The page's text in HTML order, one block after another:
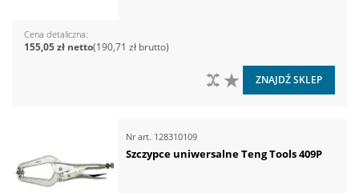
Cena detaliczna
190,71 zł
155,05 zł
DO LISTY ŻYCZEŃ
DO PORÓWNANIA
ZNAJDŹ SKLEP
Nr art. 128310109
Szczypce uniwersalne Teng Tools 409P